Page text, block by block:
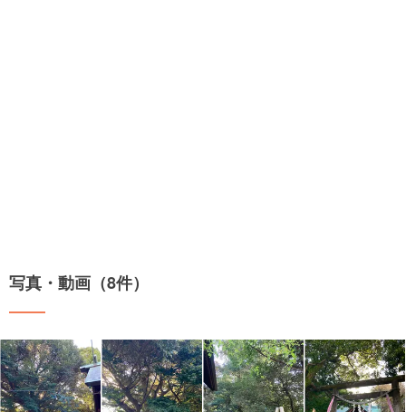
写真・動画（8件）